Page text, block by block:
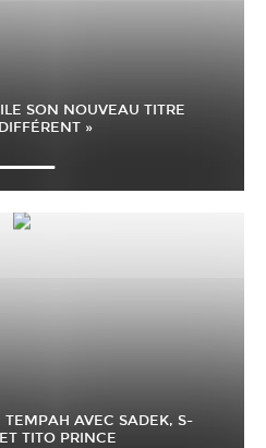
SON NOUVEAU TITRE
»
TEMPAH AVEC SADEK, S-
TITO PRINCE